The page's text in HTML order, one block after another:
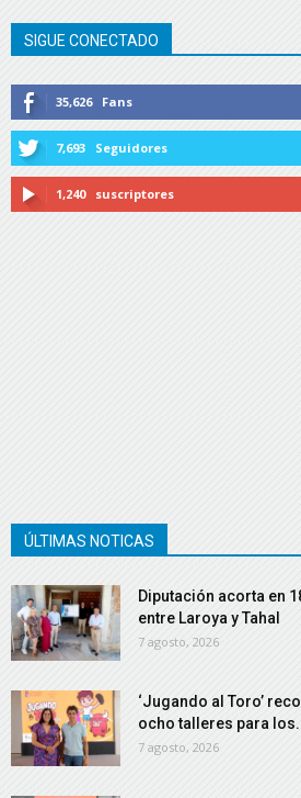
SIGUE CONECTADO
35,626 Fans
7,693 Seguidores
1,240 suscriptores
ÚLTIMAS NOTICAS
Diputación acorta en
entre Laroya y Tahal
7 agosto, 2026
‘Jugando al Toro’
ocho talleres para
7 agosto, 2026